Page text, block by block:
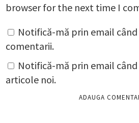
browser for the next time I
Notifică-mă prin email
comentarii.
Notifică-mă prin email
articole noi.